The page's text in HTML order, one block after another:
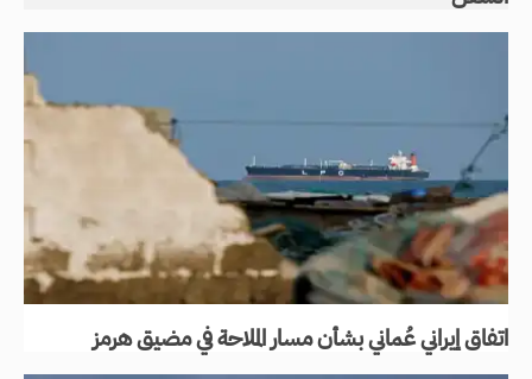
اتفاق إيراني عُماني بشأن مسار الملاحة في مضيق هرمز